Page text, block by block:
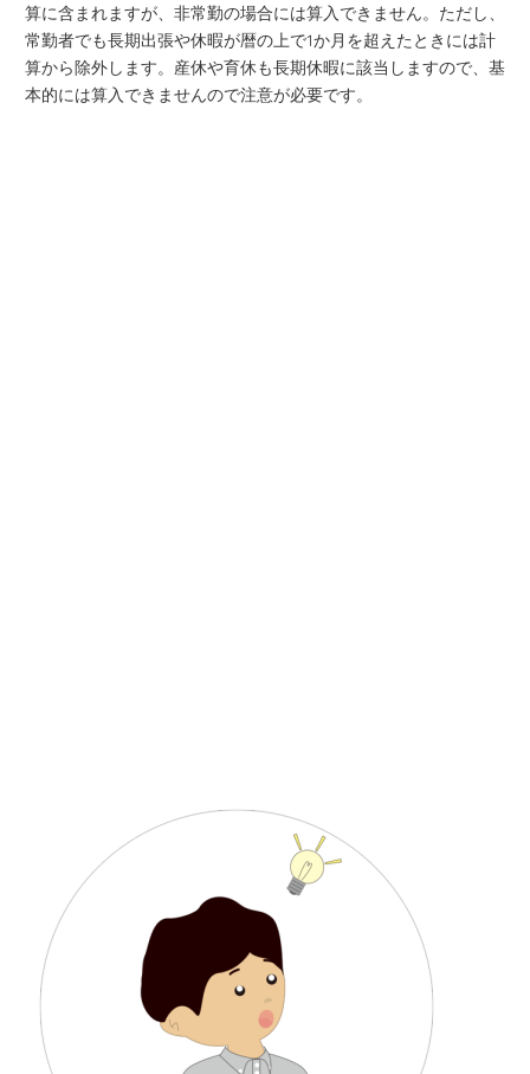
算に含まれますが、非常勤の場合には算入できません。ただし、
常勤者でも長期出張や休暇が暦の上で1か月を超えたときには計
算から除外します。産休や育休も長期休暇に該当しますので、基
本的には算入できませんので注意が必要です。